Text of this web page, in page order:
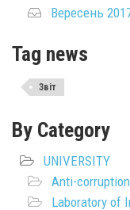
Вересень
Tag news
Звіт
By Category
UNIVERSITY
Anti-
Laboratory of